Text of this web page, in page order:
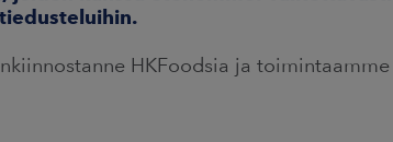
HKFoodsia ja toimintaamme